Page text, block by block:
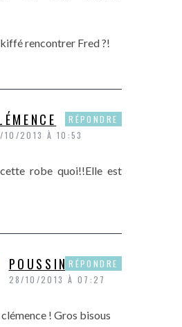
kiffé rencontrer Fred ?!
10/2013 À 10:53
robe quoi!!Elle est
RÉPONDRE
POUSSINE
28/10/2013 À 07:27
! Gros bisous
RÉPONDRE